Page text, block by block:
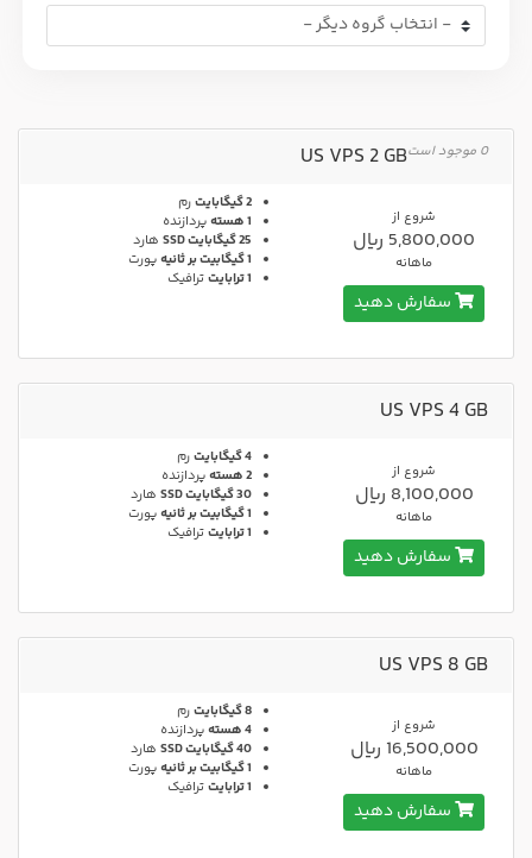
US VPS 2 GB 0 موجود است
2 گیگابایت
رم
1 هسته
پردازنده
25 گیگابایت SSD
هارد
1 گیگابیت بر ثانیه
پورت
1 ترابایت
ترافیک
شروع از
5,800,000 ریال
ماهانه
سفارش دهید
US VPS 4 GB
4 گیگابایت
رم
2 هسته
پردازنده
30 گیگابایت SSD
هارد
1 گیگابیت بر ثانیه
پورت
1 ترابایت
ترافیک
شروع از
8,100,000 ریال
ماهانه
سفارش دهید
US VPS 8 GB
8 گیگابایت
رم
4 هسته
پردازنده
40 گیگابایت SSD
هارد
1 گیگابیت بر ثانیه
پورت
1 ترابایت
ترافیک
شروع از
16,500,000 ریال
ماهانه
سفارش دهید